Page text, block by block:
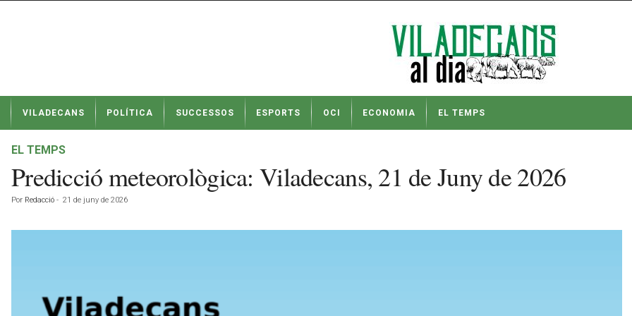
t
VILADECANS POLÍTICA SUCCESSOS ESPORTS OCI ECONOMIA EL TEMPS
EL TEMPS
Predicció meteorològica: Viladecans, 21 de Juny de 2026
Por Redacció - 21 de juny de 2026